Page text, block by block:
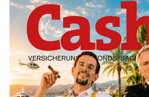
mehr
Goldpreis
Hoch nach
mehr